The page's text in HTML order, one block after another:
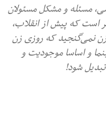
مسئله و مشکل مسئولان
است که پیش از انقلاب،
زن نمی‌گنجید که روزی زن
و اساسا موجودیت‌ و
شود!